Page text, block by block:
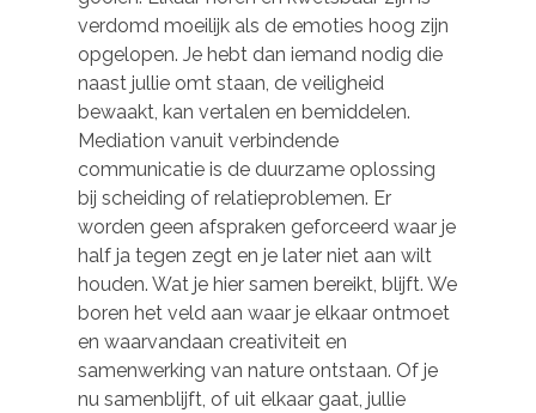
verdomd moeilijk als de emoties hoog zijn
opgelopen. Je hebt dan iemand nodig die
naast jullie omt staan, de veiligheid
bewaakt, kan vertalen en bemiddelen.
Mediation vanuit verbindende
communicatie is de duurzame oplossing
bij scheiding of relatieproblemen. Er
worden geen afspraken geforceerd waar je
half ja tegen zegt en je later niet aan wilt
houden. Wat je hier samen bereikt, blijft. We
boren het veld aan waar je elkaar ontmoet
en waarvandaan creativiteit en
samenwerking van nature ontstaan. Of je
nu samenblijft, of uit elkaar gaat, jullie